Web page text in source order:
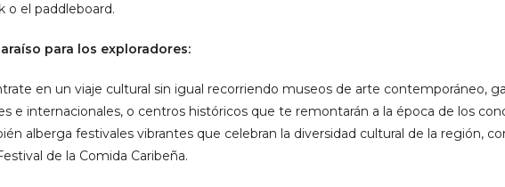
o el paddleboard.
para los exploradores:
en un viaje cultural sin igual recorriendo museos de arte contemporáneo,
e internacionales, o centros históricos que te remontarán a la época de los
alberga festivales vibrantes que celebran la diversidad cultural de la región,
de la Comida Caribeña.